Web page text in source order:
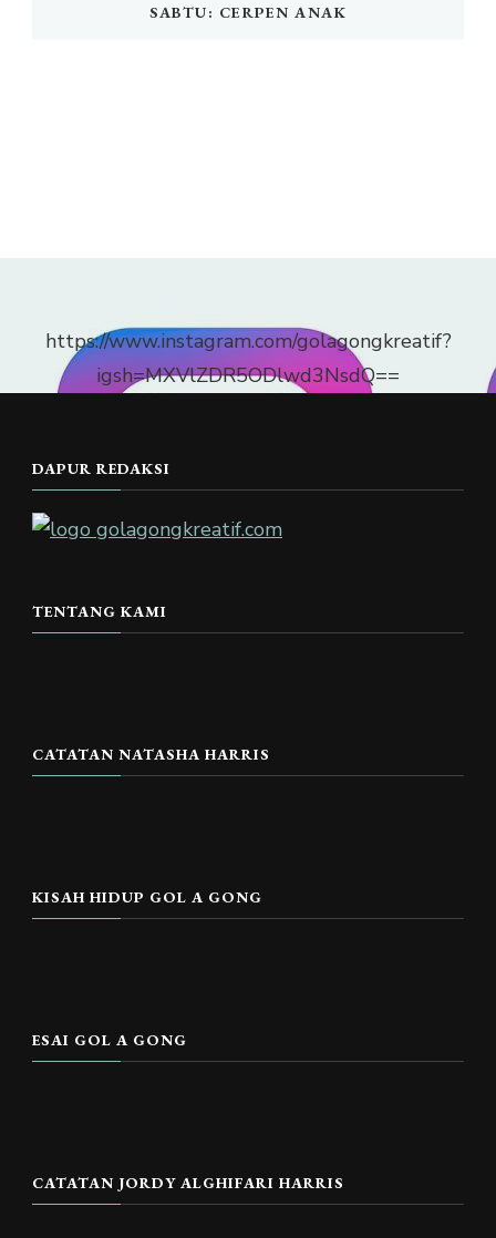
SABTU: CERPEN ANAK
https://www.instagram.com/golagongkreatif?
igsh=MXVlZDR5ODlwd3NsdQ==
DAPUR REDAKSI
TENTANG KAMI
CATATAN NATASHA HARRIS
KISAH HIDUP GOL A GONG
ESAI GOL A GONG
CATATAN JORDY ALGHIFARI HARRIS